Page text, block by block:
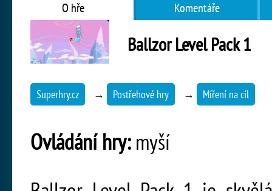
O hře Komentáře
Ballzor Level Pack 1
Superhry.cz → Postřehové hry → Míření na cíl
Ovládání hry:myší